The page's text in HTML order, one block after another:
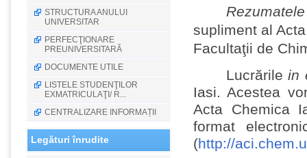
STRUCTURA ANULUI
UNIVERSITAR
PERFECŢIONARE
PREUNIVERSITARĂ
DOCUMENTE UTILE
LISTELE STUDENŢILOR
EXMATRICULAŢI/ R...
CENTRALIZARE INFORMAȚII
Legături înrudite
Rezumatele
supliment al
Facultaţii de
Lucrările in
Iasi. Acestea
Acta Chemica
format
(http://